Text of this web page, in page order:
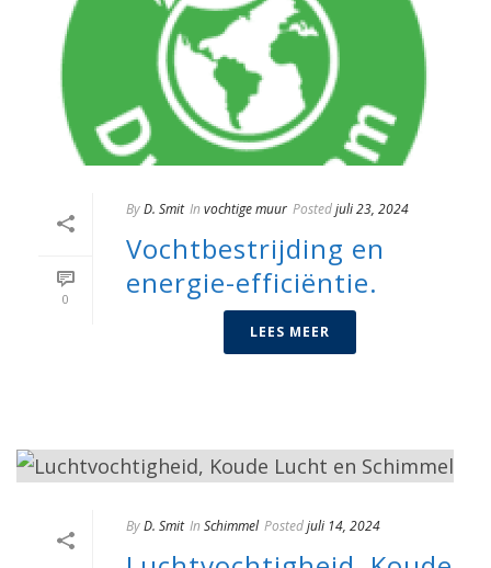
0
ByD. Smit In vochtige muur Postedjuli 23, 2024
Vochtbestrijding en
energie-efficiëntie.
LEES MEER
ByD. Smit In Schimmel Postedjuli 14, 2024